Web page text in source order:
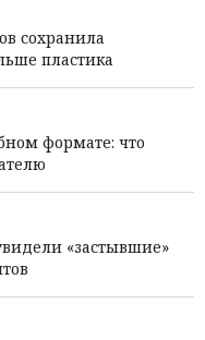
сохранила
пластика
формате: что
«застывшие»